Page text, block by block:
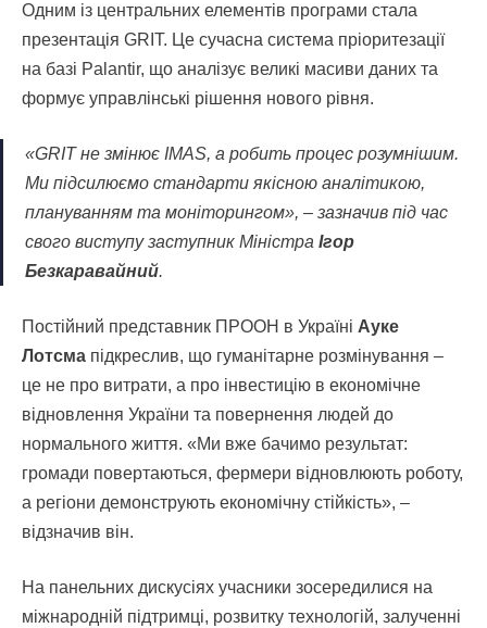
Одним із центральних елементів програми стала
презентація GRIT. Це сучасна система пріоритезації
на базі Palantir, що аналізує великі масиви даних та
формує управлінські рішення нового рівня.
«GRIT не змінює IMAS, а робить процес розумнішим.
Ми підсилюємо стандарти якісною аналітикою,
плануванням та моніторингом», – зазначив під час
свого виступу заступник Міністра Ігор
Безкаравайний.
Постійний представник ПРООН в Україні Ауке
Лотсма підкреслив, що гуманітарне розмінування –
це не про витрати, а про інвестицію в економічне
відновлення України та повернення людей до
нормального життя. «Ми вже бачимо результат:
громади повертаються, фермери відновлюють роботу,
а регіони демонструють економічну стійкість», –
відзначив він.
На панельних дискусіях учасники зосередилися на
міжнародній підтримці, розвитку технологій, залученні